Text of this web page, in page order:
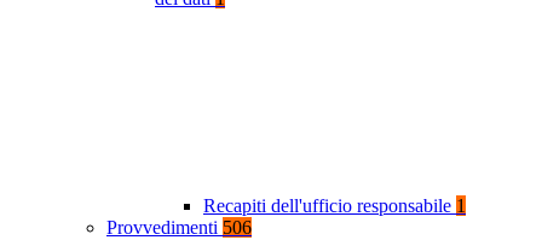
Recapiti dell'ufficio responsabile 1
Provvedimenti 506